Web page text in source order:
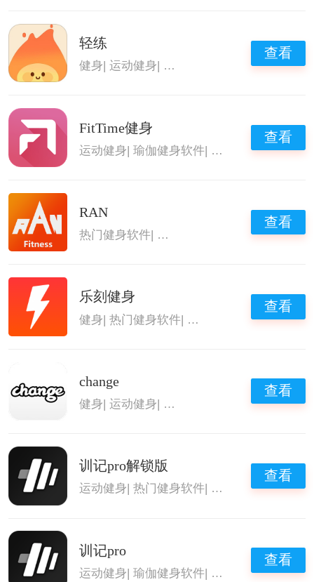
轻练
健身 |运动健身 热门健身软件 健身教程app
查看
FitTime健身
运动健身|瑜伽健身软件| 热门健身软件|健
查看
RAN
热门健身软件 健身减肥软件合集|健康养生
查看
乐刻健身
健身|热门健身软件| 健身教程app|运动健康
查看
change
健身|运动健身| 健身减肥软件合集|健身教
查看
训记pro解锁版
运动健身 |热门健身软件 健身减肥软件合集
查看
训记pro
运动健身|瑜伽健身软件| 热门健身软件|健
查看